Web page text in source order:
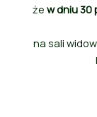
że w dniu 30
na sali